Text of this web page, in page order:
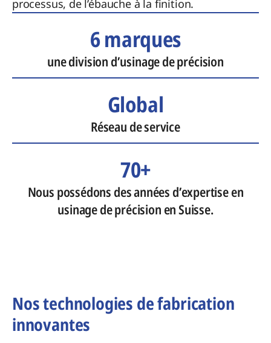
processus, de l’ébauche à la finition.
6 marques
une division d’usinage de précision
Global
Réseau de service
70+
Nous possédons des années d’expertise en
usinage de précision en Suisse.
Nos technologies de fabrication
innovantes